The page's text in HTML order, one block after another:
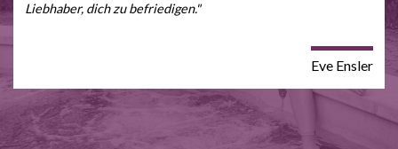
Liebhaber, dich zu befriedigen."
Eve Ensler